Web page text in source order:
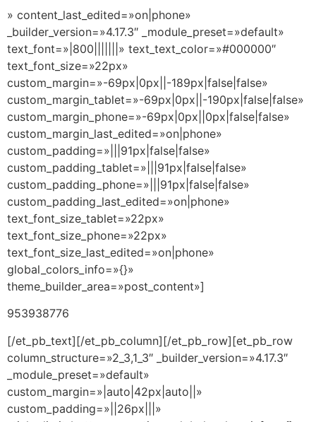
» content_last_edited=»on|phone»
_builder_version=»4.17.3″ _module_preset=»default»
text_font=»|800|||||||» text_text_color=»#000000″
text_font_size=»22px»
custom_margin=»-69px|0px||-189px|false|false»
custom_margin_tablet=»-69px|0px||-190px|false|false»
custom_margin_phone=»-69px|0px||0px|false|false»
custom_margin_last_edited=»on|phone»
custom_padding=»|||91px|false|false»
custom_padding_tablet=»|||91px|false|false»
custom_padding_phone=»|||91px|false|false»
custom_padding_last_edited=»on|phone»
text_font_size_tablet=»22px»
text_font_size_phone=»22px»
text_font_size_last_edited=»on|phone»
global_colors_info=»{}»
theme_builder_area=»post_content»]
953938776
[/et_pb_text][/et_pb_column][/et_pb_row][et_pb_row
column_structure=»2_3,1_3″ _builder_version=»4.17.3″
_module_preset=»default»
custom_margin=»|auto|42px|auto||»
custom_padding=»||26px|||»